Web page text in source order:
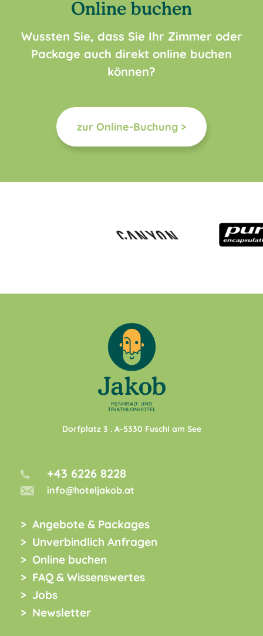
Online buchen
Wussten Sie, dass Sie Ihr Zimmer oder
Package auch direkt online buchen
können?
zur Online-Buchung >
Dorfplatz 3 . A-5330 Fuschl am See
+43 6226 8228
info@hoteljakob.at
Angebote & Packages
Unverbindlich Anfragen
Online buchen
FAQ & Wissenswertes
Jobs
Newsletter